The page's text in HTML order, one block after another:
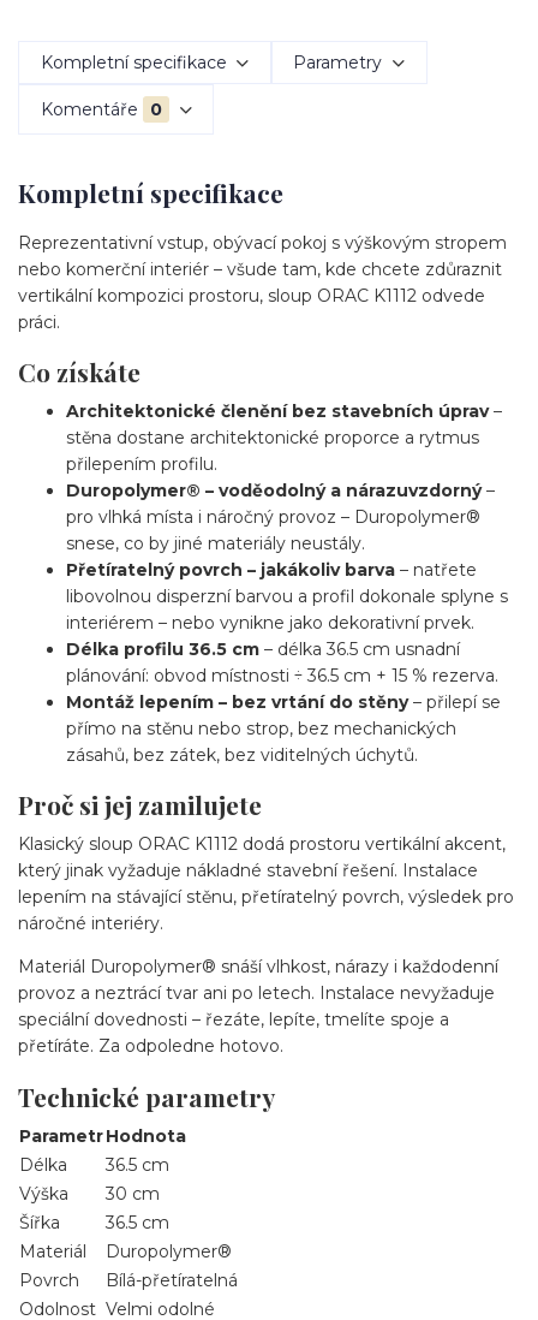
Kompletní specifikace Parametry
Komentáře 0
Kompletní specifikace
Reprezentativní vstup, obývací pokoj s výškovým stropem
nebo komerční interiér – všude tam, kde chcete zdůraznit
vertikální kompozici prostoru, sloup ORAC K1112 odvede
práci.
Co získáte
Architektonické členění bez stavebních úprav–
stěna dostane architektonické proporce a rytmus
přilepením profilu.
Duropolymer® – voděodolný a nárazuvzdorný–
pro vlhká místa i náročný provoz – Duropolymer®
snese, co by jiné materiály neustály.
Přetíratelný povrch – jakákoliv barva – natřete
libovolnou disperzní barvou a profil dokonale splyne s
interiérem – nebo vynikne jako dekorativní prvek.
Délka profilu 36.5 cm – délka 36.5 cm usnadní
plánování: obvod místnosti ÷ 36.5 cm + 15 % rezerva.
Montáž lepením – bez vrtání do stěny– přilepí se
přímo na stěnu nebo strop, bez mechanických
zásahů, bez zátek, bez viditelných úchytů.
Proč si jej zamilujete
Klasický sloup ORAC K1112 dodá prostoru vertikální akcent,
který jinak vyžaduje nákladné stavební řešení. Instalace
lepením na stávající stěnu, přetíratelný povrch, výsledek pro
náročné interiéry.
Materiál Duropolymer® snáší vlhkost, nárazy i každodenní
provoz a neztrácí tvar ani po letech. Instalace nevyžaduje
speciální dovednosti – řezáte, lepíte, tmelíte spoje a
přetíráte. Za odpoledne hotovo.
Technické parametry
ParametrHodnota
Délka
36.5 cm
Výška
30 cm
Šířka
36.5 cm
Materiál
Duropolymer®
Povrch
Bílá-přetíratelná
Odolnost Velmi odolné